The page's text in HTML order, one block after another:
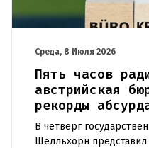
Среда, 8 Июля 2026
Пять часов
австрийская
рекорды
В четверг
Шелльхорн